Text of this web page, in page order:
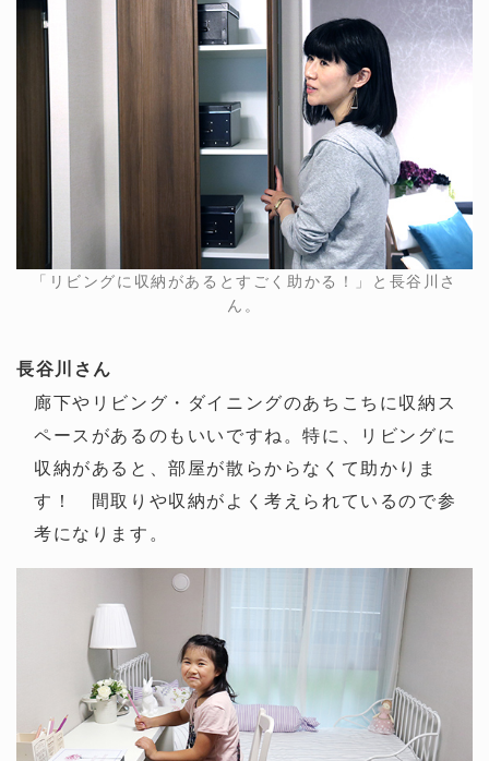
「リビングに収納があるとすごく助かる！」と長谷川さ
ん。
長谷川さん
廊下やリビング・ダイニングのあちこちに収納ス
ペースがあるのもいいですね。特に、リビングに
収納があると、部屋が散らからなくて助かりま
す！ 間取りや収納がよく考えられているので参
考になります。